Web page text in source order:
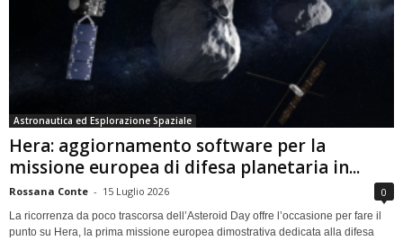
Astronautica ed Esplorazione Spaziale
Hera: aggiornamento software per la
missione europea di difesa planetaria in...
Rossana Conte - 15 Luglio 2026 0
La ricorrenza da poco trascorsa dell’Asteroid Day offre l’occasione per fare il
punto su Hera, la prima missione europea dimostrativa dedicata alla difesa